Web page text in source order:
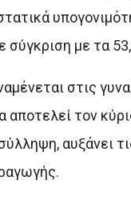
σύγκριση με τα
στις
αποτελεί τον
αυξάνει